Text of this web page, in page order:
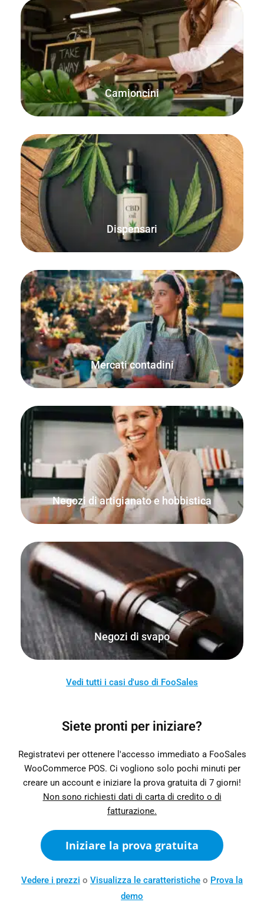
Camioncini
Semplice, compatto, veloce e affidabile. Tutto ciò che
serve per vendere cibi e bevande in movimento.
Dispensari
Utilizzate la funzione integrata delle quantità decimali per
vendere a peso, sia online che di persona, con FooSales
WooCommerce POS.
Mercati contadini
La modalità offline FooSales WooCommerce POS
assicura che ogni ordine sia contabilizzato e che le
quantità in magazzino siano accurate.
Negozi di artigianato e hobbistica
Vendete prodotti utilizzando quantità e unità di misura
decimali. Perfetto per la vendita di materiali e forniture
artigianali.
Negozi di svapo
Vendete i vostri prodotti sia online che dal vostro negozio
fisico, chiosco, casa o mercato.
Vedi tutti i casi d'uso di FooSales
Siete pronti per iniziare?
Registratevi per ottenere l'accesso immediato a FooSales
WooCommerce POS. Ci vogliono solo pochi minuti per
creare un account e iniziare la prova gratuita di 7 giorni!
Non sono richiesti dati di carta di credito o di
fatturazione.
Iniziare la prova gratuita
Vedere i prezzi o Visualizza le caratteristiche o Prova la
demo